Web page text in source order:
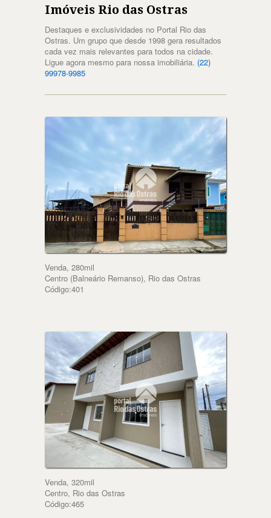
Imóveis Rio das Ostras
Destaques e exclusividades no Portal Rio das
Ostras. Um grupo que desde 1998 gera resultados
cada vez mais relevantes para todos na cidade.
Ligue agora mesmo para nossa imobiliária. (22)
99978-9985
Venda, 280mil
Centro (Balneário Remanso), Rio das Ostras
Código:401
Venda, 320mil
Centro, Rio das Ostras
Código:465